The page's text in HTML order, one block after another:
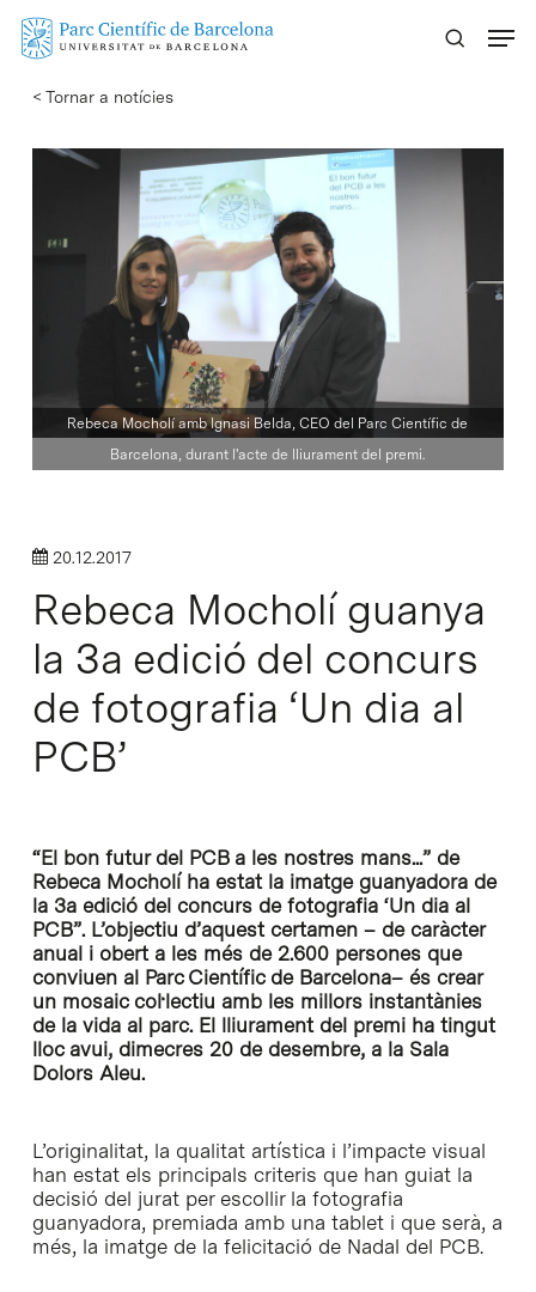
Skip
content
< Tornar a notícies
Rebeca Mocholí amb Ignasi Belda, CEO del Parc Científic de
Barcelona, durant l'acte de lliurament del premi.
20.12.2017
Rebeca Mocholí guanya
la 3a edició del concurs
de fotografia ‘Un dia al
PCB’
“El bon futur del PCB a les nostres mans...” de
Rebeca Mocholí ha estat la imatge guanyadora de
la 3a edició del concurs de fotografia ‘Un dia al
PCB”. L’objectiu d’aquest certamen – de caràcter
anual i obert a les més de 2.600 persones que
conviuen al Parc Científic de Barcelona– és crear
un mosaic col·lectiu amb les millors instantànies
de la vida al parc. El lliurament del premi ha tingut
lloc avui, dimecres 20 de desembre, a la Sala
Dolors Aleu.
L’originalitat, la qualitat artística i l’impacte visual
han estat els principals criteris que han guiat la
decisió del jurat per escollir la fotografia
guanyadora, premiada amb una tablet i que serà, a
més, la imatge de la felicitació de Nadal del PCB.